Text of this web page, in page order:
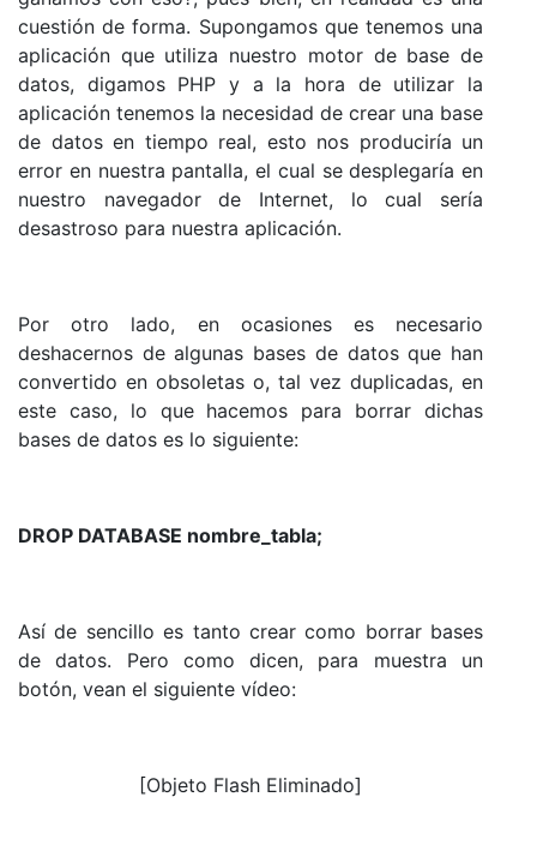
cuestión de forma. Supongamos que tenemos una
aplicación que utiliza nuestro motor de base de
datos, digamos PHP y a la hora de utilizar la
aplicación tenemos la necesidad de crear una base
de datos en tiempo real, esto nos produciría un
error en nuestra pantalla, el cual se desplegaría en
nuestro navegador de Internet, lo cual sería
desastroso para nuestra aplicación.
Por otro lado, en ocasiones es necesario
deshacernos de algunas bases de datos que han
convertido en obsoletas o, tal vez duplicadas, en
este caso, lo que hacemos para borrar dichas
bases de datos es lo siguiente:
DROP DATABASE nombre_tabla;
Así de sencillo es tanto crear como borrar bases
de datos. Pero como dicen, para muestra un
botón, vean el siguiente vídeo:
[Objeto Flash Eliminado]